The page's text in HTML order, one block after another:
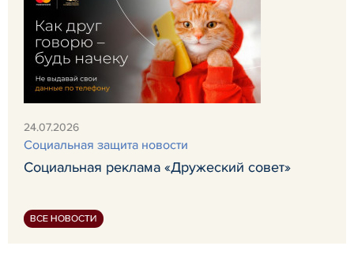
24.07.2026
Социальная защита новости
Социальная реклама «Дружеский совет»
ВСЕ НОВОСТИ